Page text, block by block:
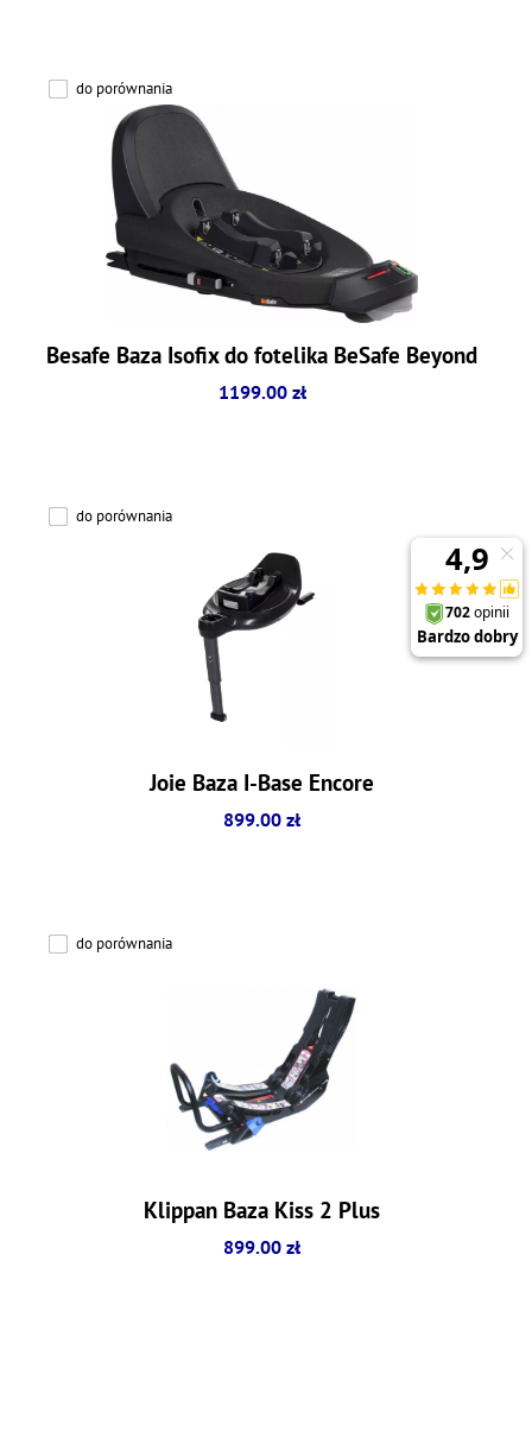
do porównania
Besafe Baza Isofix do fotelika BeSafe Beyond
1199.00 zł
do porównania
Joie Baza I-Base Encore
899.00 zł
do porównania
Klippan Baza Kiss 2 Plus
899.00 zł